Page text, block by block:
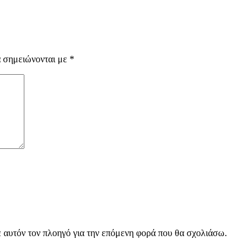
με *
τον πλοηγό για την επόμενη φορά που θα σχολιάσω.